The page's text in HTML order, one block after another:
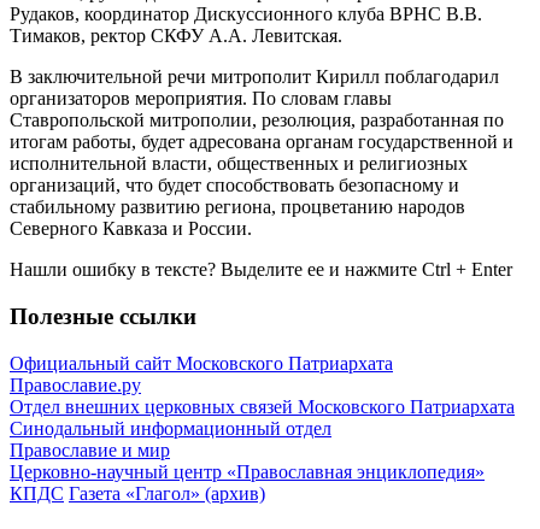
Рудаков, координатор Дискуссионного клуба ВРНС В.В.
Тимаков, ректор СКФУ А.А. Левитская.
В заключительной речи митрополит Кирилл поблагодарил
организаторов мероприятия. По словам главы
Ставропольской митрополии, резолюция, разработанная по
итогам работы, будет адресована органам государственной и
исполнительной власти, общественных и религиозных
организаций, что будет способствовать безопасному и
стабильному развитию региона, процветанию народов
Северного Кавказа и России.
Нашли ошибку в тексте? Выделите ее и нажмите Ctrl + Enter
Полезные ссылки
Официальный сайт Московского Патриархата
Православие.ру
Отдел внешних церковных связей Московского Патриархата
Синодальный информационный отдел
Православие и мир
Церковно-научный центр «Православная энциклопедия»
КПДС Газета «Глагол» (архив)